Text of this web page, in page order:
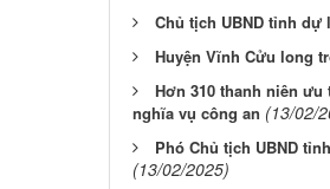
Chủ tịch UBND tỉnh dự
Huyện Vĩnh Cửu long
Hơn 310 thanh niên
nghĩa vụ công an (13/02/
Phó Chủ tịch UBND
(13/02/2025)